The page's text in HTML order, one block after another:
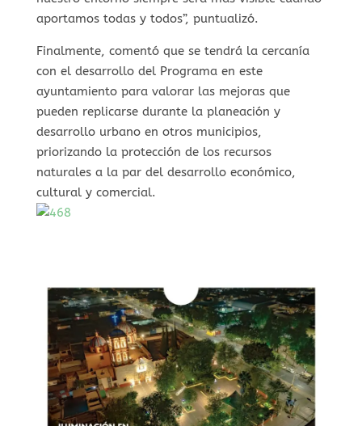
aportamos todas y todos”, puntualizó.
Finalmente, comentó que se tendrá la cercanía
con el desarrollo del Programa en este
ayuntamiento para valorar las mejoras que
pueden replicarse durante la planeación y
desarrollo urbano en otros municipios,
priorizando la protección de los recursos
naturales a la par del desarrollo económico,
cultural y comercial.